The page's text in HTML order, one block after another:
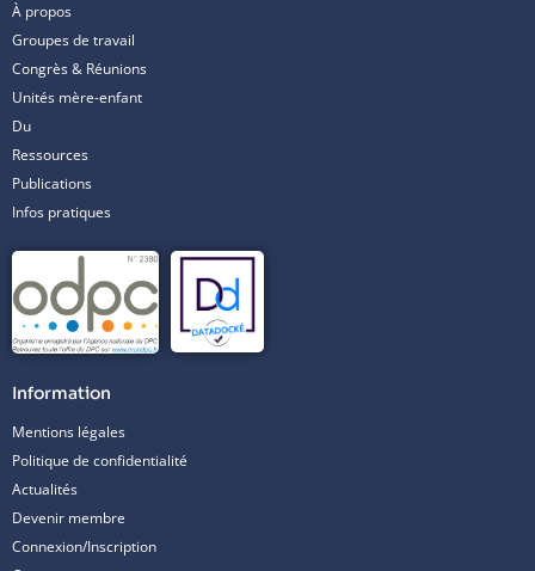
À propos
Groupes de travail
Congrès & Réunions
Unités mère-enfant
Du
Ressources
Publications
Infos pratiques
Information
Mentions légales
Politique de confidentialité
Actualités
Devenir membre
Connexion/Inscription